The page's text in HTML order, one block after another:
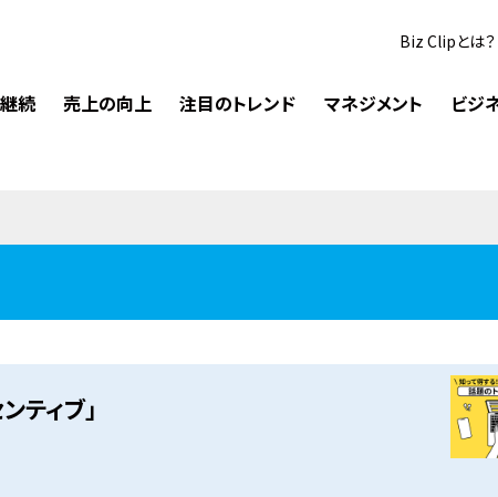
Biz Clipとは？
続 売上の向上 注目のトレンド マネジメント ビジ
ティブ」